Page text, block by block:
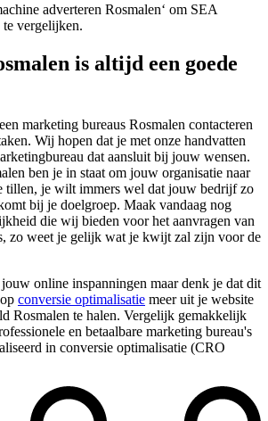
adverteren Rosmalen‘ om SEA
te vergelijken.
is altijd een goede
marketing bureaus Rosmalen contacteren
Wij hopen dat je met onze handvatten
dat aansluit bij jouw wensen.
ben je in staat om jouw organisatie naar
tillen, je wilt immers wel dat jouw bedrijf zo
bij je doelgroep. Maak vandaag nog
die wij bieden voor het aanvragen van
zo weet je gelijk wat je kwijt zal zijn voor de
online inspanningen maar denk je dat dit
conversie optimalisatie meer uit je website
Rosmalen te halen. Vergelijk gemakkelijk
en betaalbare marketing bureau's
in conversie optimalisatie (CRO